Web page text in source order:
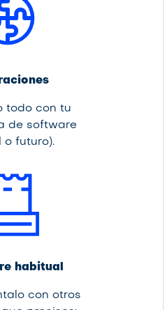
todo con tu
de software
o futuro).
habitual
con otros